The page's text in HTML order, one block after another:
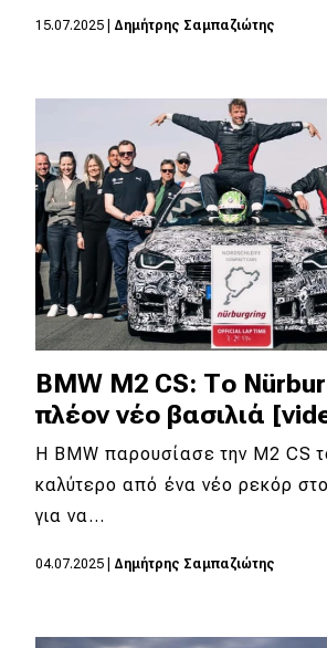
WRC
Νέα
Τεχνολογία
Mobility
Σταθμοί φόρτισης
Classic
Νέα
Παρουσιάσεις
DRIVE Away
MOTO
15.07.2025 Δημήτρης Σαμπαζιώτης
BMW M2 CS: Το
πλέον νέο βασιλιά
Η BMW παρουσίασε την M2 CS
καλύτερο από ένα νέο ρεκόρ
για να…
04.07.2025 Δημήτρης Σαμπαζιώτης